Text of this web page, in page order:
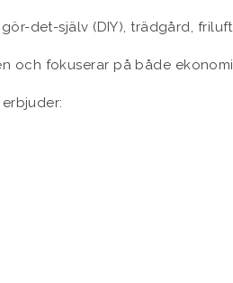
det-själv (DIY), trädgård,
och fokuserar på både